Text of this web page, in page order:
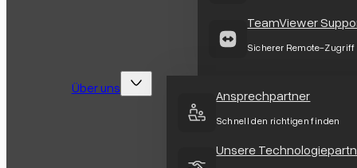
TeamViewer
Sicherer Remote-Zugriff
Über uns Ansprechpartner
Schnell den richtigen finden
Unsere